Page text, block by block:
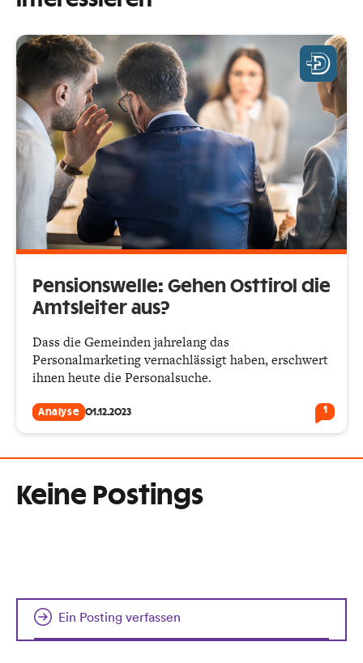
Pensionswelle: Gehen Osttirol die
Amtsleiter aus?
Dass die Gemeinden jahrelang das
Personalmarketing vernachlässigt haben, erschwert
ihnen heute die Personalsuche.
Analyse 01.12.2023 1
Keine Postings
Ein Posting verfassen